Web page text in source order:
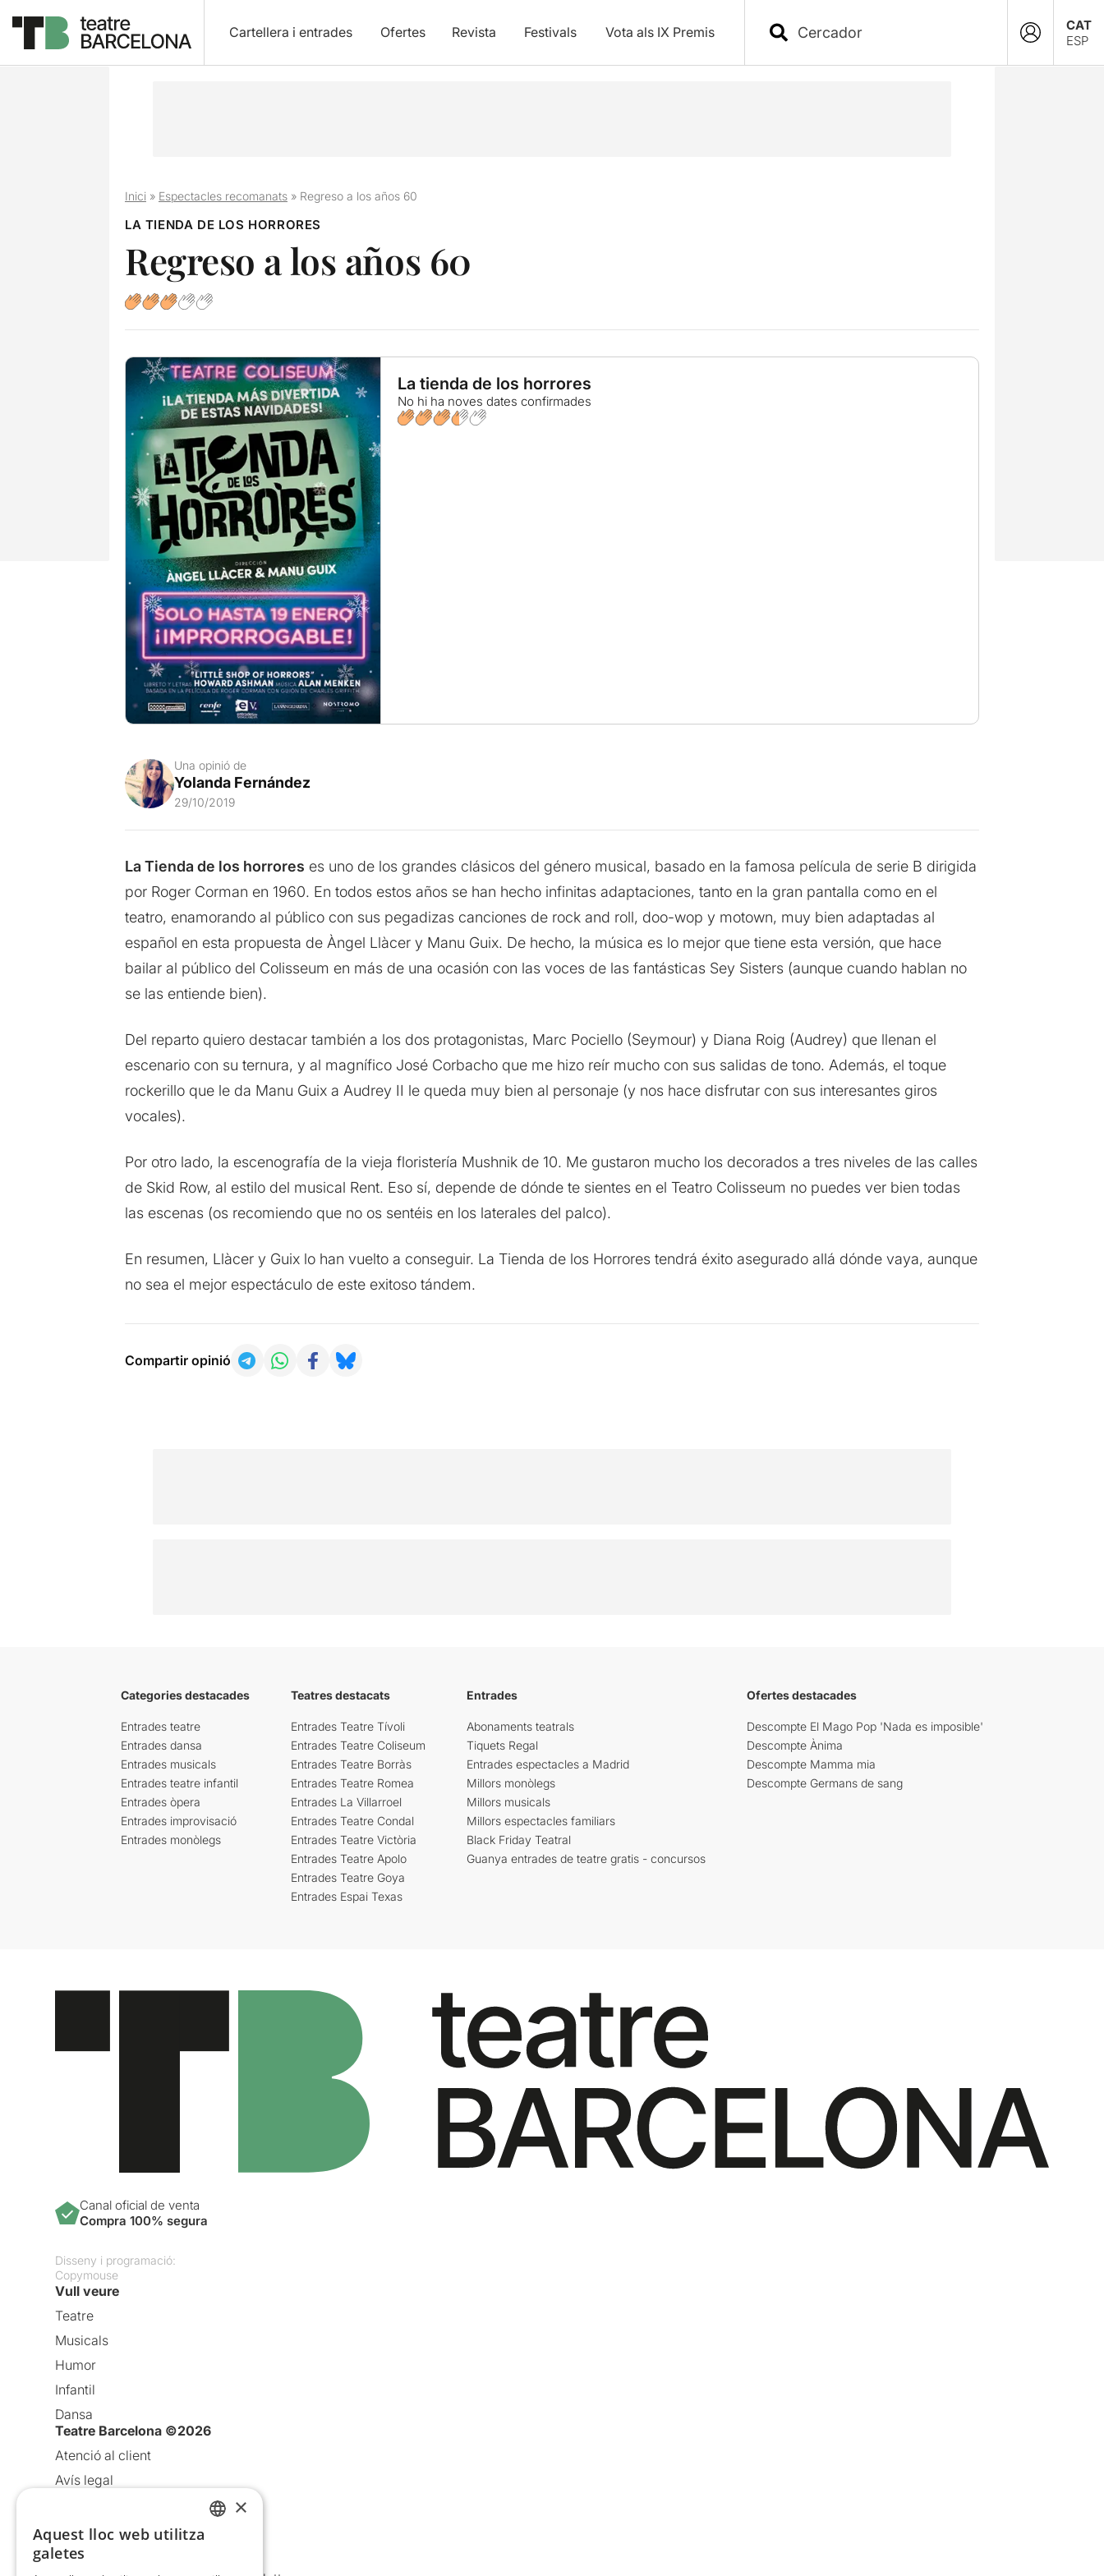
Cartellera i entrades Ofertes Revista Festivals Vota als IX Premis
CAT
ESP
Inici» Espectacles recomanats» Regreso a los años 60
LA TIENDA DE LOS HORRORES
Regreso a los años 60
La tienda de los horrores
No hi ha noves dates confirmades
Una opinió de
Yolanda Fernández
29/10/2019
La Tienda de los horrores es uno de los grandes clásicos del género musical, basado en la famosa película de serie B dirigida
por Roger Corman en 1960. En todos estos años se han hecho infinitas adaptaciones, tanto en la gran pantalla como en el
teatro, enamorando al público con sus pegadizas canciones de rock and roll, doo-wop y motown, muy bien adaptadas al
español en esta propuesta de Àngel Llàcer y Manu Guix. De hecho, la música es lo mejor que tiene esta versión, que hace
bailar al público del Colisseum en más de una ocasión con las voces de las fantásticas Sey Sisters (aunque cuando hablan no
se las entiende bien).
Del reparto quiero destacar también a los dos protagonistas, Marc Pociello (Seymour) y Diana Roig (Audrey) que llenan el
escenario con su ternura, y al magnífico José Corbacho que me hizo reír mucho con sus salidas de tono. Además, el toque
rockerillo que le da Manu Guix a Audrey II le queda muy bien al personaje (y nos hace disfrutar con sus interesantes giros
vocales).
Por otro lado, la escenografía de la vieja floristería Mushnik de 10. Me gustaron mucho los decorados a tres niveles de las calles
de Skid Row, al estilo del musical Rent. Eso sí, depende de dónde te sientes en el Teatro Colisseum no puedes ver bien todas
las escenas (os recomiendo que no os sentéis en los laterales del palco).
En resumen, Llàcer y Guix lo han vuelto a conseguir. La Tienda de los Horrores tendrá éxito asegurado allá dónde vaya, aunque
no sea el mejor espectáculo de este exitoso tándem.
Compartir opinió
Categories destacades
Entrades teatre
Entrades dansa
Entrades musicals
Entrades teatre infantil
Entrades òpera
Entrades improvisació
Entrades monòlegs
Teatres destacats
Entrades Teatre Tívoli
Entrades Teatre Coliseum
Entrades Teatre Borràs
Entrades Teatre Romea
Entrades La Villarroel
Entrades Teatre Condal
Entrades Teatre Victòria
Entrades Teatre Apolo
Entrades Teatre Goya
Entrades Espai Texas
Entrades
Abonaments teatrals
Tiquets Regal
Entrades espectacles a Madrid
Millors monòlegs
Millors musicals
Millors espectacles familiars
Black Friday Teatral
Guanya entrades de teatre gratis - concursos
Ofertes destacades
Descompte El Mago Pop 'Nada es imposible'
Descompte Ànima
Descompte Mamma mia
Descompte Germans de sang
Canal oficial de venta
Compra 100% segura
Disseny i programació:
Copymouse
Vull veure
Teatre
Musicals
Humor
Infantil
Dansa
Teatre Barcelona ©2026
Atenció al client
Avís legal
Política de cookies
Condicions d’ús
×
Aquest lloc web utilitza
galetes